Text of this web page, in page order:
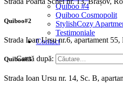
Quiboo #4
Quiboo Cosmopolit
StylishCozy
Testimoniale
Contact
Caută după:
Quiboo#2
Strada Ioan Ursu nr.6, apartament 55,
Quiboo#3
Strada Ioan Ursu nr. 14, Sc. B,